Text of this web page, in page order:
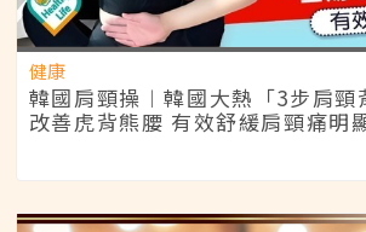
健康
韓國肩頸操︱韓國大熱「3步肩頸
改善虎背熊腰 有效舒緩肩頸痛明